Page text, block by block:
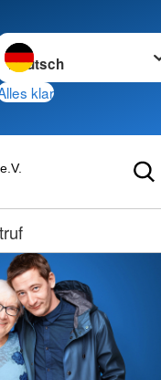
wechseln zu
klar